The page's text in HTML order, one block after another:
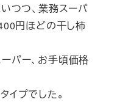
いつつ、業務スーパ
円ほどの干し柿
パー、お手頃価格
イプでした。